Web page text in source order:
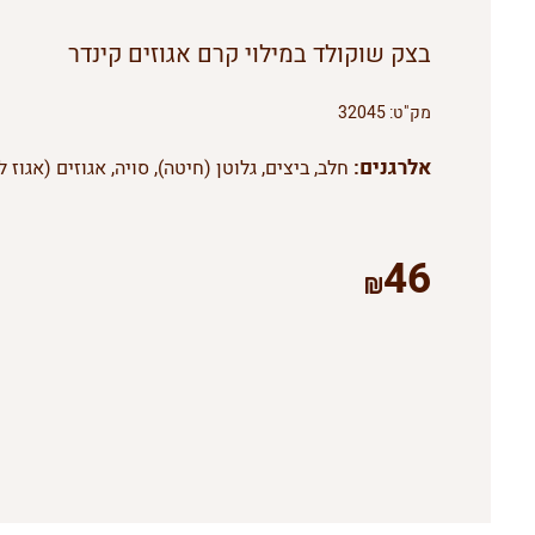
בצק שוקולד במילוי קרם אגוזים קינדר
מק"ט:32045
אלרגנים: חלב, ביצים, גלוטן (חיטה), סויה, אגוזים (אגוז
46